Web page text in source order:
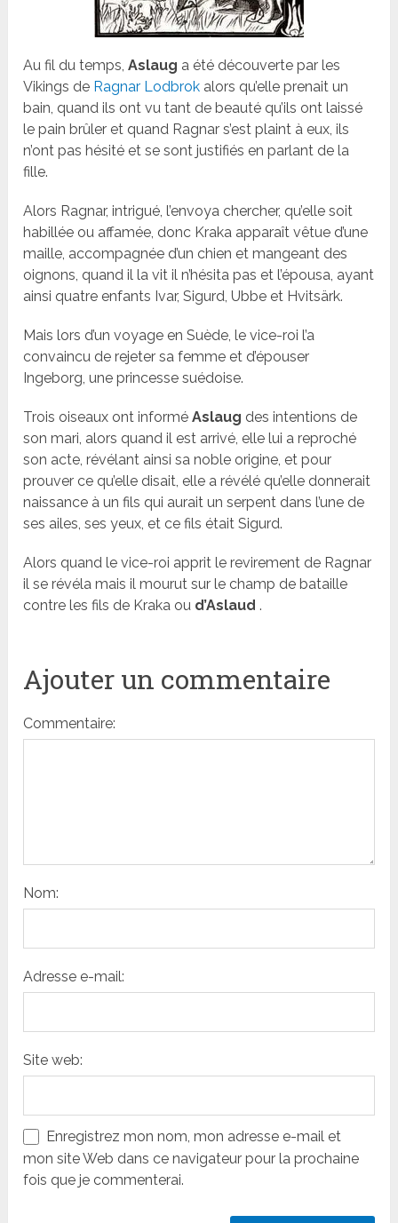
Au fil du temps,Aslaug a été découverte par les
Vikings de Ragnar Lodbrok alors qu’elle prenait un
bain, quand ils ont vu tant de beauté qu’ils ont laissé
le pain brûler et quand Ragnar s’est plaint à eux, ils
n’ont pas hésité et se sont justifiés en parlant de la
fille.
Alors Ragnar, intrigué, l’envoya chercher, qu’elle soit
habillée ou affamée, donc Kraka apparaît vêtue d’une
maille, accompagnée d’un chien et mangeant des
oignons, quand il la vit il n’hésita pas et l’épousa, ayant
ainsi quatre enfants Ivar, Sigurd, Ubbe et Hvitsärk.
Mais lors d’un voyage en Suède, le vice-roi l’a
convaincu de rejeter sa femme et d’épouser
Ingeborg, une princesse suédoise.
Trois oiseaux ont informéAslaug des intentions de
son mari, alors quand il est arrivé, elle lui a reproché
son acte, révélant ainsi sa noble origine, et pour
prouver ce qu’elle disait, elle a révélé qu’elle donnerait
naissance à un fils qui aurait un serpent dans l’une de
ses ailes, ses yeux, et ce fils était Sigurd.
Alors quand le vice-roi apprit le revirement de Ragnar
il se révéla mais il mourut sur le champ de bataille
contre les fils de Kraka ou d’Aslaud .
Ajouter un commentaire
Commentaire:
Nom:
Adresse e-mail:
Site web:
Enregistrez mon nom, mon adresse e-mail et
mon site Web dans ce navigateur pour la prochaine
fois que je commenterai.